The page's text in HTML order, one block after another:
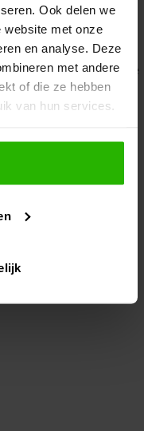
Ook delen we
website met onze
en analyse. Deze
met andere
of die ze hebben
van hun services.
je Voordeeluitjes.nl
media en
instellen welke
has occurred while
browser console for more